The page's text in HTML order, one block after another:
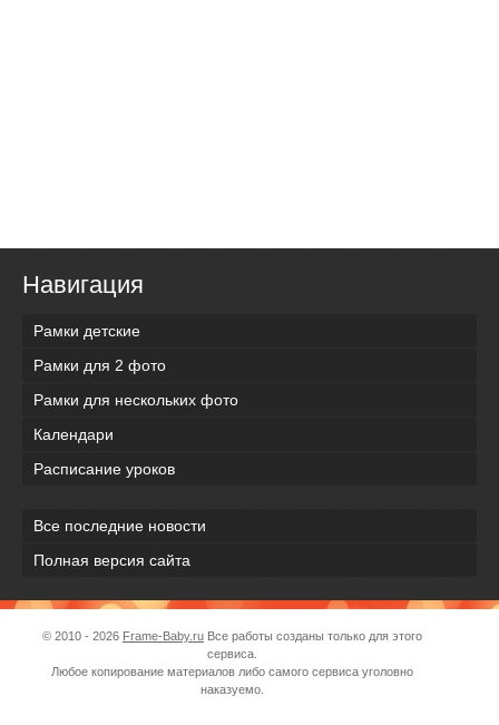
Навигация
Рамки детские
Рамки для 2 фото
Рамки для нескольких фото
Календари
Расписание уроков
Все последние новости
Полная версия сайта
© 2010 - 2026 Frame-Baby.ru Все работы созданы только для этого
сервиса.
Любое копирование материалов либо самого сервиса уголовно
наказуемо.